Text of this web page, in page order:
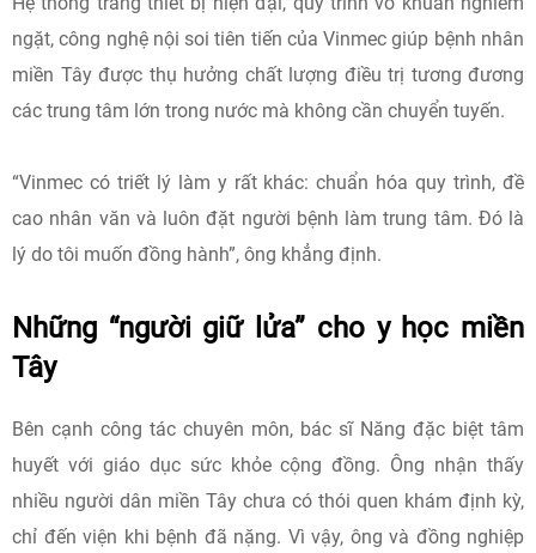
ngặt, công nghệ nội soi tiên tiến của Vinmec giúp bệnh nhân
miền Tây được thụ hưởng chất lượng điều trị tương đương
các trung tâm lớn trong nước mà không cần chuyển tuyến.
“Vinmec có triết lý làm y rất khác: chuẩn hóa quy trình, đề
cao nhân văn và luôn đặt người bệnh làm trung tâm. Đó là
lý do tôi muốn đồng hành”, ông khẳng định.
Những “người giữ lửa” cho y học miền
Tây
Bên cạnh công tác chuyên môn, bác sĩ Năng đặc biệt tâm
huyết với giáo dục sức khỏe cộng đồng. Ông nhận thấy
nhiều người dân miền Tây chưa có thói quen khám định kỳ,
chỉ đến viện khi bệnh đã nặng. Vì vậy, ông và đồng nghiệp